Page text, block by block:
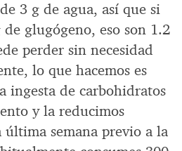
3 g de agua, así que si
glugógeno, eso son 1.2
perder sin necesidad
lo que hacemos es
ingesta de carbohidratos
y la reducimos
semana previo a la